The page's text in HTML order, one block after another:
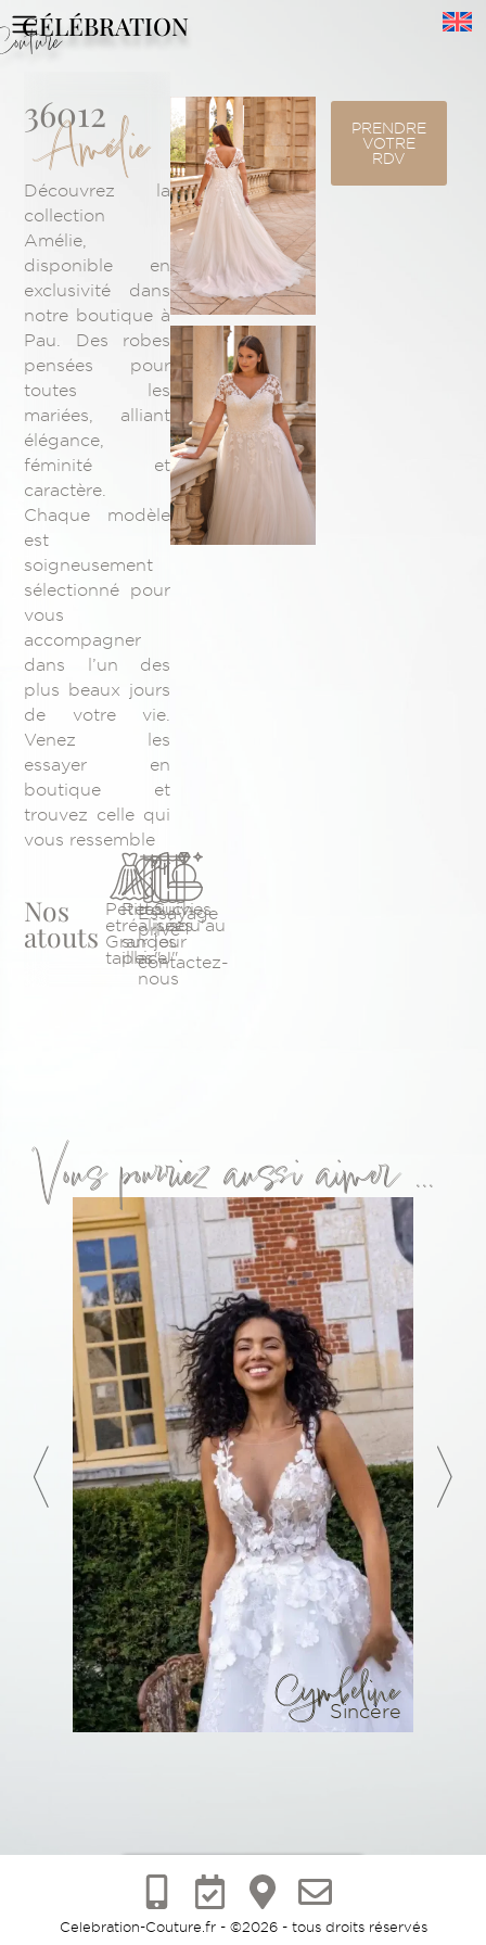
CÉLÉBRATION
PRENDRE
VOTRE
RDV
36012
Amélie
Découvrez la
collection
Amélie,
disponible en
exclusivité dans
notre boutique à
Pau. Des robes
pensées pour
toutes les
mariées, alliant
élégance,
féminité et
caractère.
Chaque modèle
est
soigneusement
sélectionné pour
vous
accompagner
dans l’un des
plus beaux jours
de votre vie.
Venez les
essayer en
boutique et
trouvez celle qui
vous ressemble
Nos
atouts
Petites
et
Grandes
tailles
Retouches
réalisées
sur
place
Essayage
privé
:
contactez-
nous
Suivi
jusqu'au
jour
"J"
Vous pourriez aussi aimer ...
Cymbeline
Sincère
Celebration-Couture.fr - ©2026 - tous droits réservés
Prenez-rendez-
vous